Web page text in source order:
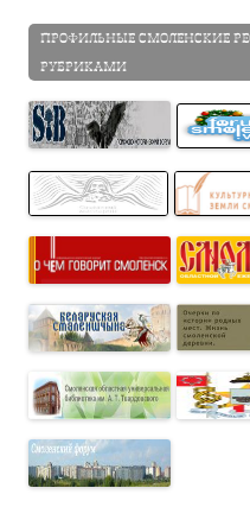
ПРОФИЛЬНЫЕ СМОЛЕНСКИЕ
РУБРИКАМИ